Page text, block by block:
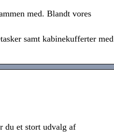
med. Blandt vores
samt kabinekufferter med
du et stort udvalg af